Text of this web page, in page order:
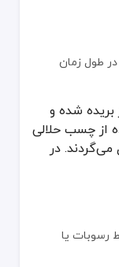
طول زمان
بریده شده و
از چسب حلالی
در
رسوبات یا